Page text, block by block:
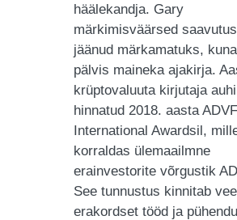
häälekandja. Gary
märkimisväärsed
jäänud märkamatuks,
pälvis maineka ajakirja.
krüptovaluuta kirjutaja
hinnatud 2018. aasta
International Awardsil,
korraldas ülemaailmne
erainvestorite võrgustik
See tunnustus kinnitab
erakordset tööd ja